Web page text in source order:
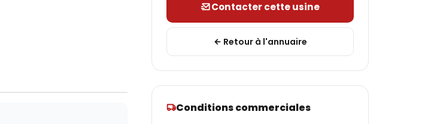
Contacter cette usine
Retour à l'annuaire
Conditions commerciales